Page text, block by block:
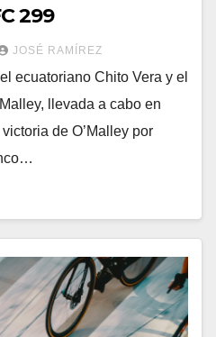
299
JOSÉ RAMÍREZ
ecuatoriano Chito Vera y el
llevada a cabo en
de O’Malley por